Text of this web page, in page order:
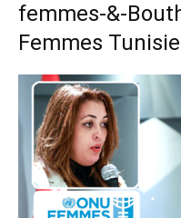
femmes-&-
Femmes